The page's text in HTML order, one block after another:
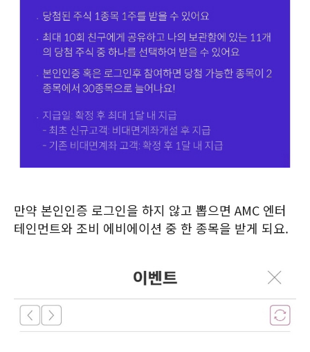
만약 본인인증 로그인을 하지 않고 뽑으면 AMC 엔터
테인먼트와 조비 에비에이션 중 한 종목을 받게 되요.